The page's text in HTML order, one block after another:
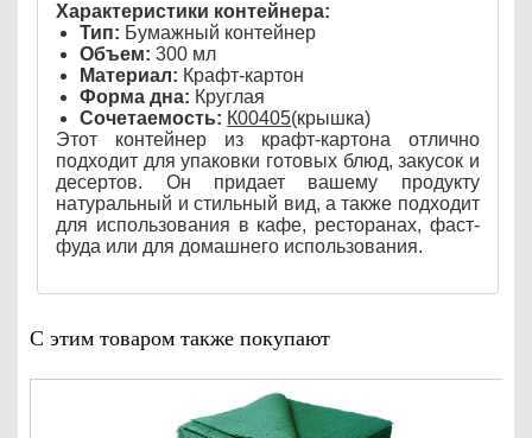
Характеристики контейнера:
Тип: Бумажный контейнер
Объем: 300 мл
Материал: Крафт-картон
Форма дна: Круглая
Сочетаемость: К00405(крышка)
Этот контейнер из крафт-картона отлично
подходит для упаковки готовых блюд, закусок и
десертов. Он придает вашему продукту
натуральный и стильный вид, а также подходит
для использования в кафе, ресторанах, фаст-
фуда или для домашнего использования.
С этим товаром также покупают